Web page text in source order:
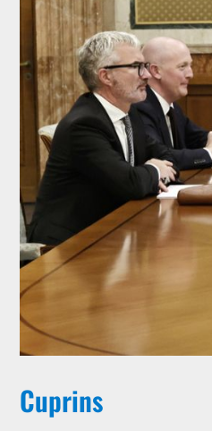
Cuprins